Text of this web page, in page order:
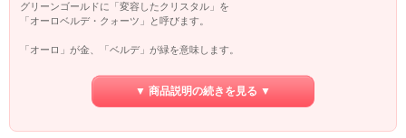
グリーンゴールドに「変容したクリスタル」を
「オーロベルデ・クォーツ」と呼びます。
「オーロ」が金、「ベルデ」が緑を意味します。
そもそもメタモルフォーシスは、このように色やメタフィジカルな特性が
変化することから「変化する＝メタモルフォーシス」という名前が付けられまし
▼ 商品説明の続きを見る ▼